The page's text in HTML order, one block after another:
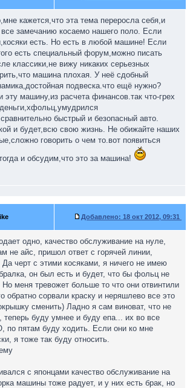
кажется,что эта тема переросла себя,и
все замечанию косаемо нашего поло. Если
есть. Но есть в любой машине! Если
есть специальный форум,можно писать
классики,не вижу никаких серьезных
машина плохая. У неё сдобный
подвеска.что ещё нужно?
эту машину,из расчета финансов.так что-грех
быстрый и безопасный авто.
и будет,всю свою жизнь. Не обижайте наших
говорить о чем то.вот появиться
и обсудим,что это за машина!
Добавлено: 18 окт 2012, 09:31
одно, качество обслуживание на нуле,
не айс, пришол ответ с горячей линии,
Да черт с этими косяками, я ничего не имею
он был есть и будет, что бы фольц не
Но меня тревожет больше то что они отвинтили
обратно сорвали краску и неряшлево все это
сменить) Ладно я сам виноват, что не
теперь буду умнее и буду епа... их во все
по пятам буду ходить. Если они ко мне
я тоже так буду относить.
с японцами качество обслуживание на
машины тоже радует, и у них есть брак, но